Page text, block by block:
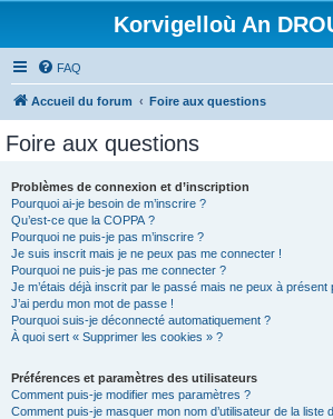
Korvigelloù An
FAQ
Accueil du forum Foire aux questions
Foire aux questions
Problèmes de connexion et d’inscription
Pourquoi ai-je besoin de m’inscrire ?
Qu’est-ce que la COPPA ?
Pourquoi ne puis-je pas m’inscrire ?
Je suis inscrit mais je ne peux pas me connecter !
Pourquoi ne puis-je pas me connecter ?
Je m’étais déjà inscrit par le passé mais ne peux à présent
J’ai perdu mon mot de passe !
Pourquoi suis-je déconnecté automatiquement ?
À quoi sert « Supprimer les cookies » ?
Préférences et paramètres des utilisateurs
Comment puis-je modifier mes paramètres ?
Comment puis-je masquer mon nom d’utilisateur de la liste